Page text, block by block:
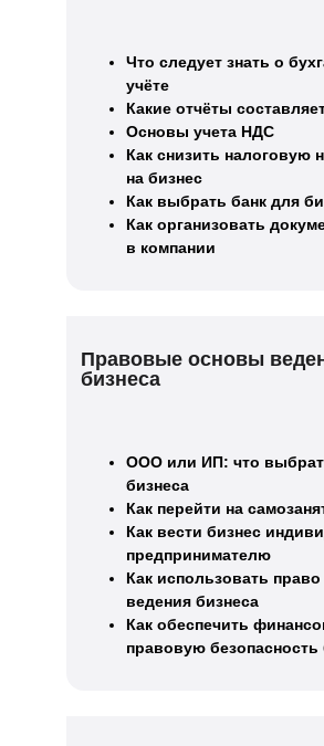
Что следует знать о
учёте
Какие отчёты
Основы учета НДС
Как снизить налоговую
на бизнес
Как выбрать банк для
Как организовать
в компании
Правовые основы
бизнеса
ООО или ИП: что
бизнеса
Как перейти на
Как вести бизнес
предпринимателю
Как использовать
ведения бизнеса
Как обеспечить
правовую безопасность